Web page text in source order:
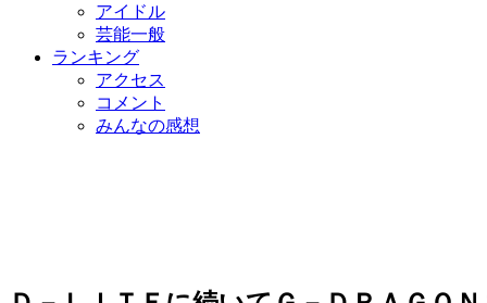
アイドル
芸能一般
ランキング
アクセス
コメント
みんなの感想